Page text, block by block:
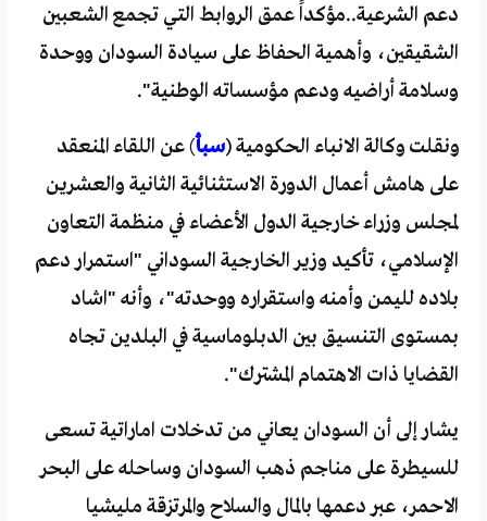
دعم الشرعية..مؤكداً عمق الروابط التي تجمع الشعبين
الشقيقين، وأهمية الحفاظ على سيادة السودان ووحدة
وسلامة أراضيه ودعم مؤسساته الوطنية".
ونقلت وكالة الانباء الحكومية (سبأ) عن اللقاء المنعقد
على هامش أعمال الدورة الاستثنائية الثانية والعشرين
لمجلس وزراء خارجية الدول الأعضاء في منظمة التعاون
الإسلامي، تأكيد وزير الخارجية السوداني "استمرار دعم
بلاده لليمن وأمنه واستقراره ووحدته"، وأنه "اشاد
بمستوى التنسيق بين الدبلوماسية في البلدين تجاه
القضايا ذات الاهتمام المشترك".
يشار إلى أن السودان يعاني من تدخلات اماراتية تسعى
للسيطرة على مناجم ذهب السودان وساحله على البحر
الاحمر، عبر دعمها بالمال والسلاح والمرتزقة مليشيا